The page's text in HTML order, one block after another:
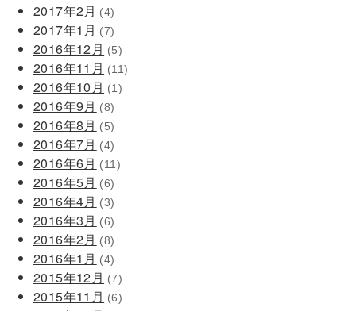
2017年2月 (4)
2017年1月 (7)
2016年12月 (5)
2016年11月 (11)
2016年10月 (1)
2016年9月 (8)
2016年8月 (5)
2016年7月 (4)
2016年6月 (11)
2016年5月 (6)
2016年4月 (3)
2016年3月 (6)
2016年2月 (8)
2016年1月 (4)
2015年12月 (7)
2015年11月 (6)